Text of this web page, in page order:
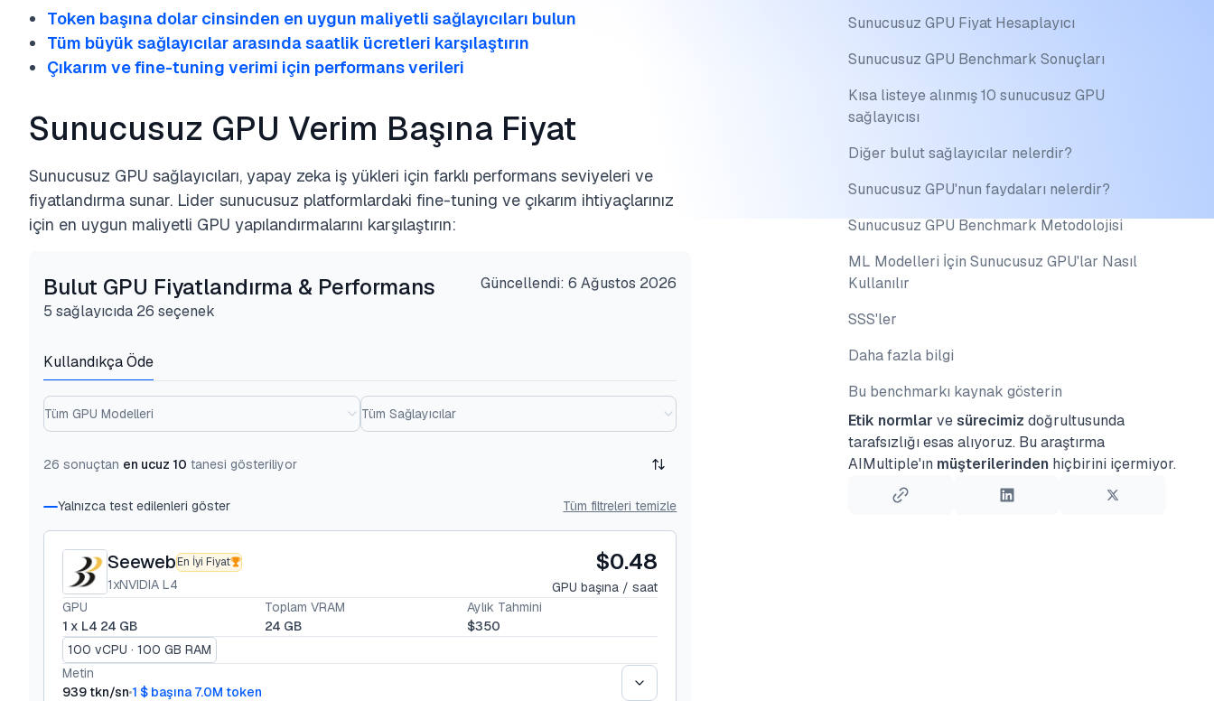
Token başına dolar cinsinden en uygun maliyetli sağlayıcıları bulun
Tüm büyük sağlayıcılar arasında saatlik ücretleri karşılaştırın
Çıkarım ve fine-tuning verimi için performans verileri
Sunucusuz GPU Verim Başına Fiyat
Sunucusuz GPU sağlayıcıları, yapay zeka iş yükleri için farklı performans seviyeleri ve
fiyatlandırma sunar. Lider sunucusuz platformlardaki fine-tuning ve çıkarım ihtiyaçlarınız
için en uygun maliyetli GPU yapılandırmalarını karşılaştırın:
Bulut GPU Fiyatlandırma & Performans
5 sağlayıcıda 26 seçenek
Güncellendi: 6 Ağustos 2026
Kullandıkça Öde
Tüm GPU Modelleri Tüm Sağlayıcılar
26 sonuçtan en ucuz 10 tanesi gösteriliyor
Yalnızca test edilenleri göster Tüm filtreleri temizle
SeewebEn İyi Fiyat
1xNVIDIA L4
$0.48
GPU başına / saat
GPU
1 x L4 24 GB
Toplam VRAM
24 GB
Aylık Tahmini
$350
100 vCPU · 100 GB RAM
Metin
939 tkn/sn 1 $ başına 7.0M token
Sunucusuz GPU Fiyat Hesaplayıcı
Sunucusuz GPU Benchmark Sonuçları
Kısa listeye alınmış 10 sunucusuz GPU
sağlayıcısı
Diğer bulut sağlayıcılar nelerdir?
Sunucusuz GPU'nun faydaları nelerdir?
Sunucusuz GPU Benchmark Metodolojisi
ML Modelleri İçin Sunucusuz GPU'lar Nasıl
Kullanılır
SSS'ler
Daha fazla bilgi
Bu benchmarkı kaynak gösterin
Etik normlar vesürecimiz doğrultusunda
tarafsızlığı esas alıyoruz. Bu araştırma
AIMultiple'ın müşterilerindenhiçbirini içermiyor.